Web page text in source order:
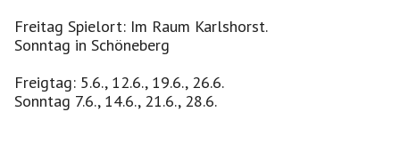
Freitag Spielort: Im Raum Karlshorst.
Sonntag in Schöneberg
Freigtag: 5.6., 12.6., 19.6., 26.6.
Sonntag 7.6., 14.6., 21.6., 28.6.